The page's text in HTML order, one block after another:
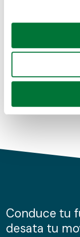
Si lo permite,
Recopilar
Identificar su
para buscar
Obtenga más
de cookies.
información sobre
nuestros partners
Coches de
Coches de km0
Conduce tu
desata tu